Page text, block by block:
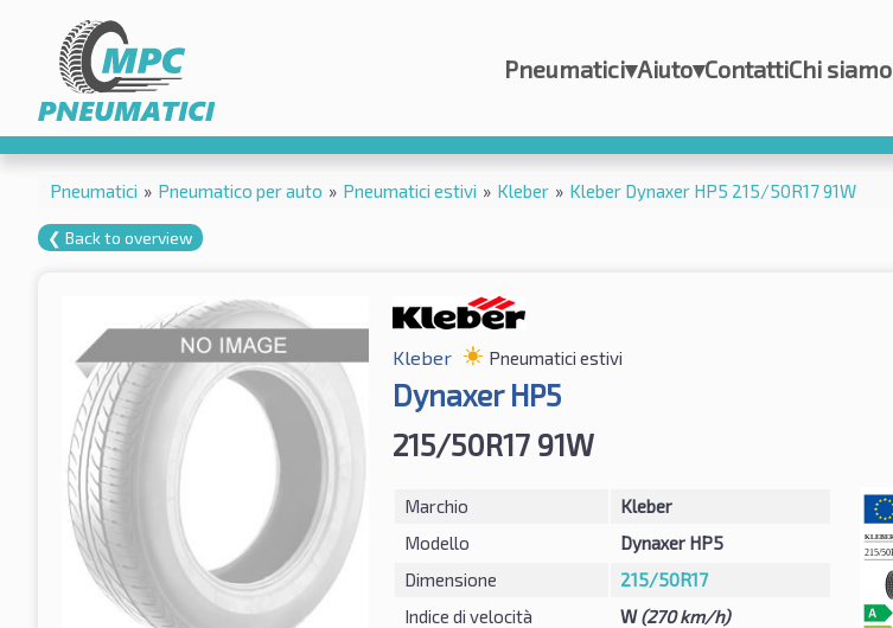
Pneumatici▾Aiuto▾ContattiChi siamo
Pneumatici » Pneumatico per auto » Pneumatici estivi » Kleber » Kleber Dynaxer HP5 215/50R17 91W
❮ Back to overview
Kleber Pneumatici estivi
Dynaxer HP5
215/50R17 91W
Marchio
Kleber
Modello
Dynaxer HP5
Dimensione
215/50R17
Indice di velocità
W(270 km/h)